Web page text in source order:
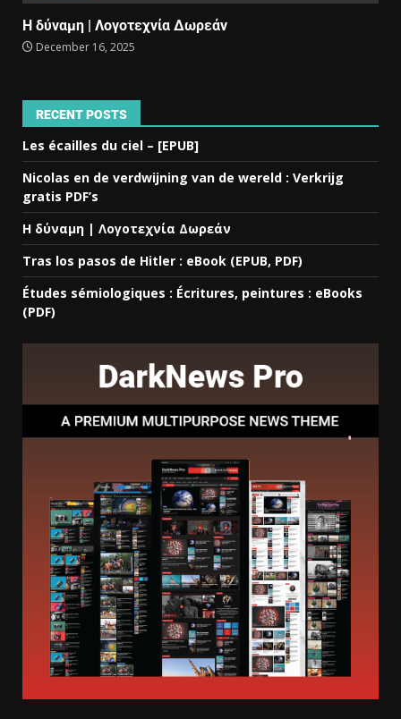
Η δύναμη | Λογοτεχνία Δωρεάν
December 16, 2025
RECENT POSTS
Les écailles du ciel – [EPUB]
Nicolas en de verdwijning van de wereld : Verkrijg
gratis PDF’s
Η δύναμη | Λογοτεχνία Δωρεάν
Tras los pasos de Hitler : eBook (EPUB, PDF)
Études sémiologiques : Écritures, peintures : eBooks
(PDF)